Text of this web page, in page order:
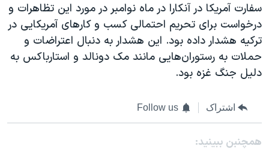
سفارت آمریکا در آنکارا در ماه نوامبر در مورد این تظاهرات و
درخواست برای تحریم احتمالی کسب و کارهای آمریکایی در
ترکیه هشدار داده بود. این هشدار به دنبال اعتراضات و
حملات به رستوران‌هایی مانند مک دونالد و استارباکس به
دلیل جنگ غزه بود.
اشتراک Follow us
همچنبن ببینید: